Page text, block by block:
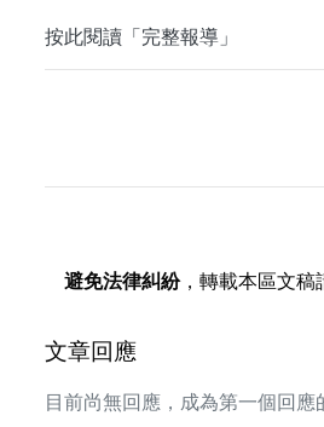
按此閱讀「完整報導」
避免法律糾紛，轉載本區文稿
文章回應
目前尚無回應，成為第一個回應